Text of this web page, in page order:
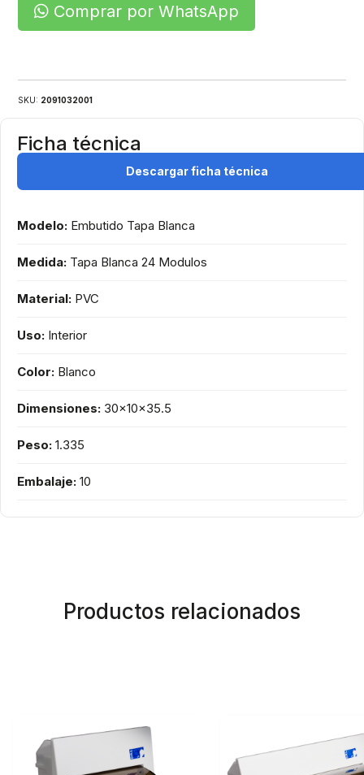
Comprar por WhatsApp
SKU: 2091032001
Ficha técnica
Descargar ficha técnica
Modelo: Embutido Tapa Blanca
Medida: Tapa Blanca 24 Modulos
Material: PVC
Uso: Interior
Color: Blanco
Dimensiones: 30x10x35.5
Peso: 1.335
Embalaje: 10
Productos relacionados